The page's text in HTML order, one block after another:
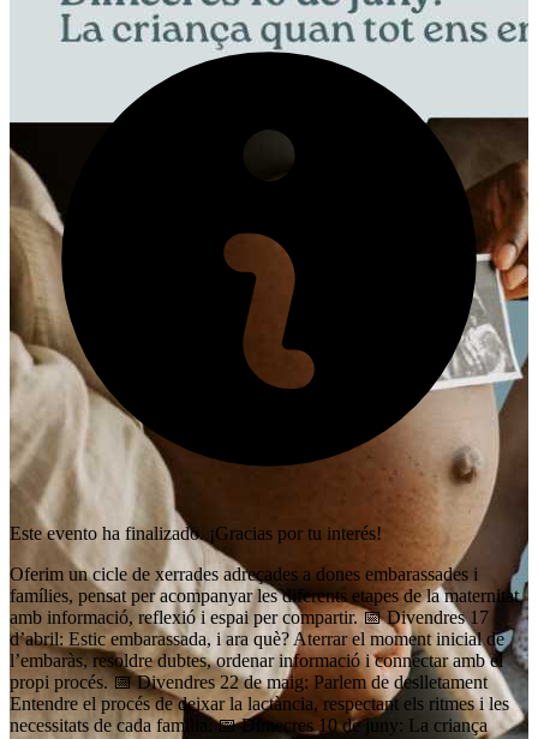
Este evento ha finalizado. ¡Gracias por tu interés!
Oferim un cicle de xerrades adreçades a dones embarassades i
famílies, pensat per acompanyar les diferents etapes de la maternitat
amb informació, reflexió i espai per compartir. 📅 Divendres 17
d’abril: Estic embarassada, i ara què? Aterrar el moment inicial de
l’embaràs, resoldre dubtes, ordenar informació i connectar amb el
propi procés. 📅 Divendres 22 de maig: Parlem de deslletament
Entendre el procés de deixar la lactància, respectant els ritmes i les
necessitats de cada família. 📅 Dimecres 10 de juny: La criança